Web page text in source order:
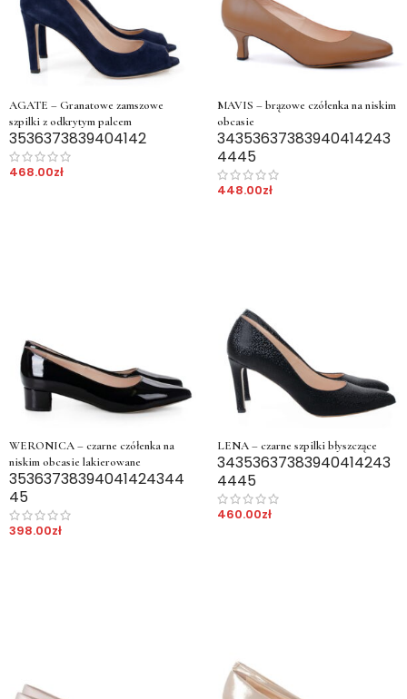
AGATE – Granatowe zamszowe
szpilki z odkrytym palcem
3536373839404142
468.00zł
MAVIS – brązowe czółenka na niskim
obcasie
34353637383940414243
4445
448.00zł
WERONICA – czarne czółenka na
niskim obcasie lakierowane
35363738394041424344
45
398.00zł
LENA – czarne szpilki błyszczące
34353637383940414243
4445
460.00zł